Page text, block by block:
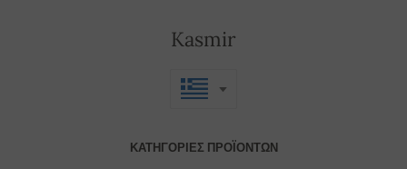
Kasmir
ΚΑΤΗΓΟΡΊΕΣ ΠΡΟΪΌΝΤΩΝ